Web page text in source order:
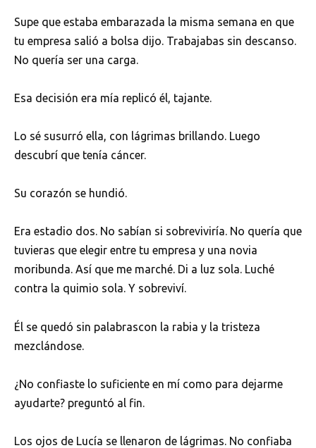
Supe que estaba embarazada la misma semana en que
tu empresa salió a bolsa dijo. Trabajabas sin descanso.
No quería ser una carga.
Esa decisión era mía replicó él, tajante.
Lo sé susurró ella, con lágrimas brillando. Luego
descubrí que tenía cáncer.
Su corazón se hundió.
Era estadio dos. No sabían si sobreviviría. No quería que
tuvieras que elegir entre tu empresa y una novia
moribunda. Así que me marché. Di a luz sola. Luché
contra la quimio sola. Y sobreviví.
Él se quedó sin palabrascon la rabia y la tristeza
mezclándose.
¿No confiaste lo suficiente en mí como para dejarme
ayudarte? preguntó al fin.
Los ojos de Lucía se llenaron de lágrimas. No confiaba